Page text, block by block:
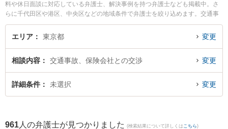
料や休日面談に対応している弁護士、解決事例を持つ弁護士なども掲載中。さ
らに千代田区や港区、中央区などの地域条件で弁護士を絞り込めます。交通事
故に関係する自動車事故やバイク事故、自転車事故等の細かな分野での絞り込
み検索もでき便利です。特に東京スタートアップ法律事務所の中川 浩秀弁護士
『東京都で土日や夜間に発生した保険会社との交渉のトラブルを今すぐに弁護
士に相談したい』『保険会社との交渉のトラブル解決の実績豊富な近くの弁護
士を検索したい』『初回相談無料で保険会社との交渉を法律相談できる東京都
エリア 東京都 変更
相談内容 交通事故、保険会社との交渉 変更
詳細条件 未選択 変更
961 人の弁護士が見つかりました (検索結果について詳しくは こちら)